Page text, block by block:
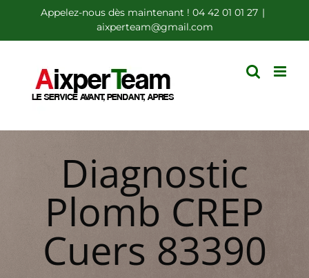
au
contenu
Appelez-nous dès maintenant ! 04 42 01 01 27 |
aixperteam@gmail.com
Diagnostic
Plomb CREP
Cuers 83390